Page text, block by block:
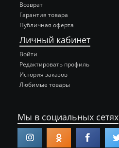
Возврат
Гарантия товара
Публичная оферта
Личный кабинет
Войти
Редактировать профиль
История заказов
Любимые товары
Мы в социальных сетях